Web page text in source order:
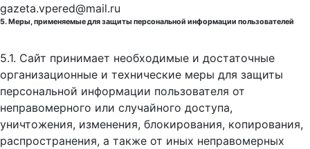
gazeta.vpered@mail.ru
5. Меры, применяемые для защиты персональной информации пользователей
5.1. Сайт принимает необходимые и достаточные
организационные и технические меры для защиты
персональной информации пользователя от
неправомерного или случайного доступа,
уничтожения, изменения, блокирования, копирования,
распространения, а также от иных неправомерных